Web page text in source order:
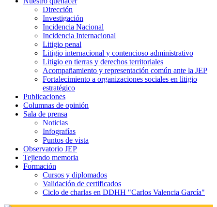
Dirección
Investigación
Incidencia Nacional
Incidencia Internacional
Litigio penal
Litigio internacional y contencioso administrativo
Litigio en tierras y derechos territoriales
Acompañamiento y representación común ante la JEP
Fortalecimiento a organizaciones sociales en litigio
estratégico
Publicaciones
Columnas de opinión
Sala de prensa
Noticias
Infografías
Puntos de vista
Observatorio JEP
Tejiendo memoria
Formación
Cursos y diplomados
Validación de certificados
Ciclo de charlas en DDHH "Carlos Valencia García"